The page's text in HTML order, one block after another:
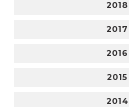
2018
2017
2016
2015
2014